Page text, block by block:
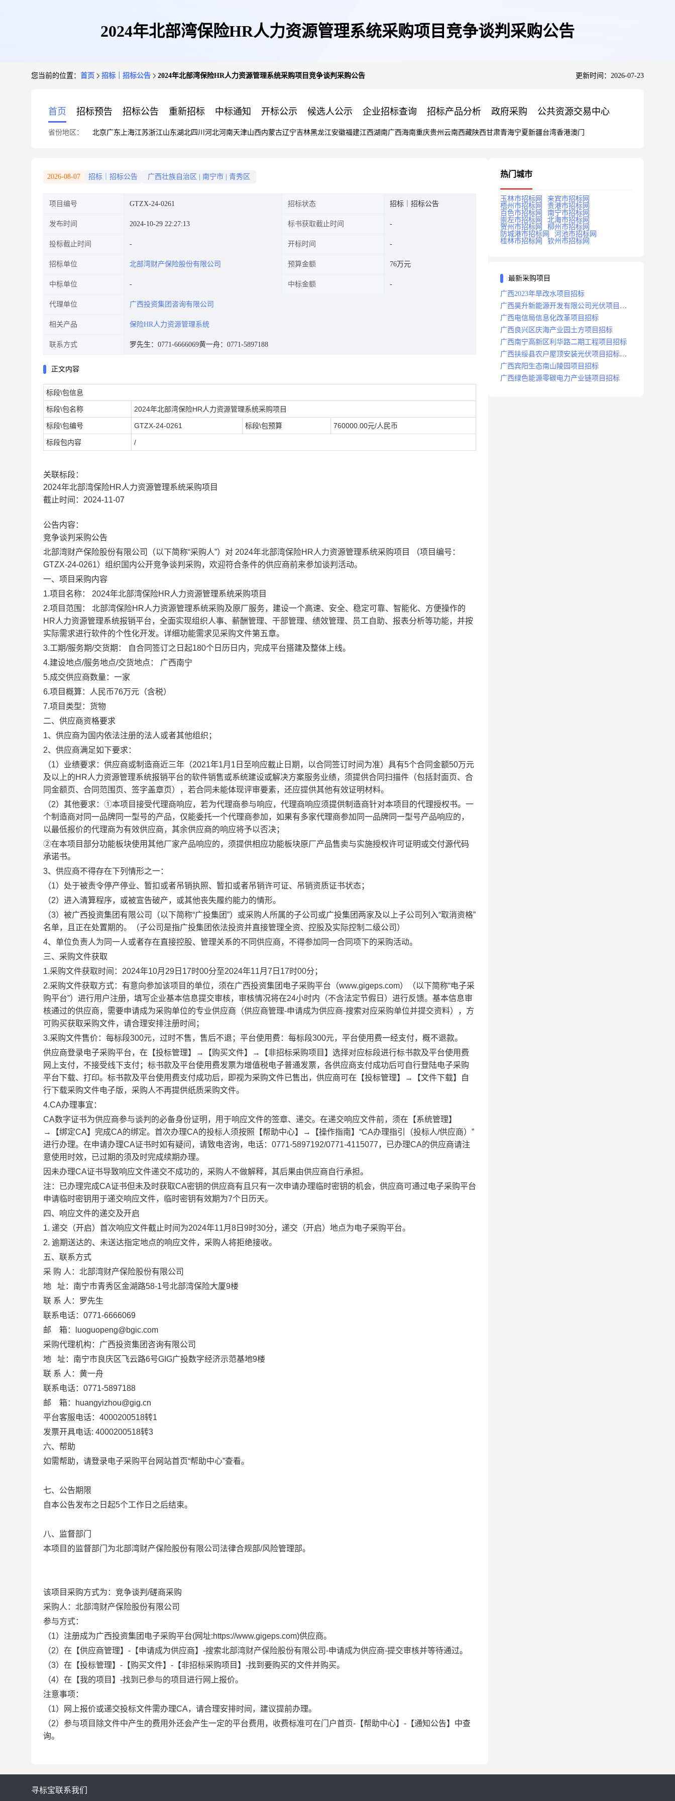
2024年北部湾保险HR人力资源管理系统采购项目竞争谈判采购公告
您当前的位置： 首页 招标｜招标公告 2024年北部湾保险HR人力资源管理系统采购项目竞争谈判采购公告 更新时间：2026-07-23
首页 招标预告 招标公告 重新招标 中标通知 开标公示 候选人公示 企业招标查询 招标产品分析 政府采购 公共资源交易中心
省份地区： 北京广东 上海江苏浙江山东湖北四川 河北河南天津山西内蒙古辽宁吉林黑龙江安徽福建江西湖南广西海南重庆贵州 云南西藏陕西甘肃青海宁夏新疆台湾香港澳门
2026-08-07 招标｜招标公告 广西壮族自治区 南宁市 青秀区
项目编号 GTZX-24-0261 招标状态 招标｜招标公告
发布时间 2024-10-29 22:27:13 标书获取截止时间
投标截止时间 开标时间
招标单位 北部湾财产保险股份有限公司 预算金额 76万元
中标单位 中标金额
代理单位 广西投资集团咨询有限公司
相关产品 保险HR人力资源管理系统
联系方式 罗先生：0771-6666069黄一舟：0771-5897188
正文内容
标段\包信息
标段\包名称 2024年北部湾保险HR人力资源管理系统采购项目
标段\包编号 GTZX-24-0261 标段\包预算 760000.00元/人民币
标段包内容 /
关联标段：
2024年北部湾保险HR人力资源管理系统采购项目
截止时间：2024-11-07
公告内容：
竞争谈判采购公告
北部湾财产保险股份有限公司
（以下简称“采购人”）对 2024年北部湾保险HR人力资源管理系统采购项目
（项目编号：
GTZX-24-0261）组织国内公开竞争谈判采购，欢迎符合条件的供应商前来参加谈判活动。
一、项目采购内容
1.项目名称：
2024年北部湾保险HR人力资源管理系统采购项目
2.项目范围：
北部湾保险HR人力资源管理系统采购及原厂服务，建设一个高速、安全、稳定可靠、智能化、方便操作的
HR人力资源管理系统报销平台，全面实现组织人事、薪酬管理、干部管理、绩效管理、员工自助、报表分析等功能，并按
实际需求进行软件的个性化开发。 详细功能需求见采购文件第五章。
3.工期/服务期/交货期：
自合同签订之日起180个日历日内， 完成平台搭建及整体上线。
4.建设地点/服务地点/交货地点：
广西南宁
5.成交供应商数量 ： 一家
6.项目概算：人民币76万元（含税）
7.项目类型：货物
二、供应商资格要求
1、供应商为国内依法注册的法人或者其他组织；
2、供应商满足如下要求 ：
（1） 业绩要求： 供应商或制造商近三年（2021年1月1日至响应截止日期，以合同签订时间为准）具有5个合同金额50万元
及以上的HR人力资源管理系统报销平台的软件销售或系统建设或解决方案服务业绩，须提供合同扫描件（包括封面页、合
同金额页、合同范围页、签字盖章页），若合同未能体现评审要素，还应提供其他有效证明材料。
（2） 其他要求： ①本项目接受代理商响应，若为代理商参与响应， 代理商响应须提供制造商针对本项目的代理授权书。一
个制造商对同一品牌同一型号的产品，仅能委托一个代理商参加，如果有多家代理商参加同一品牌同一型号产品响应的，
以最低报价的代理商为有效供应商，其余供应商的响应将予以否决；
②在本项目部分功能板块使用其他厂家产品响应的，须提供相应功能板块原厂产品售卖与实施授权许可证明或交付源代码
承诺书。
3、供应商不得存在下列情形之一：
（1）处于被责令停产停业、暂扣或者吊销执照、暂扣或者吊销许可证、吊销资质证书状态；
（2）进入清算程序，或被宣告破产，或其他丧失履约能力的情形。
（3）被广西投资集团有限公司（以下简称“广投集团”）或采购人所属的子公司或广投集团两家及以上子公司列入“取消资格”
名单，且正在处置期的。（子公司是指广投集团依法投资并直接管理全资、控股及实际控制二级公司）
4、 单位负责人为同一人或者存在直接控股、管理关系的不同供应商，不得参加同一合同项下的采购活动。
三、采购文件获取
1.采购文件获取时间： 2024年10月29日17时00分至2024年11月 7 日 17时00分 ；
2.采购文件获取方式：有意向参加该项目的单位，须在广西投资集团电子采购平台（www.gigeps.com）（以下简称“电子采
购平台”）进行用户注册，填写企业基本信息提交审核，审核情况将在24小时内（不含法定节假日）进行反馈。基本信息审
核通过的供应商，需要申请成为采购单位的专业供应商（供应商管理-申请成为供应商-搜索对应采购单位并提交资料），方
可购买获取采购文件，请合理安排注册时间；
3.采购文件售价：每标段300元，过时不售，售后不退；平台使用费：每标段300元，平台使用费一经支付，概不退款。
供应商登录电子采购平台，在【投标管理】
→【购买文件】→【非招标采购项目】选择对应标段进行标书款及平台使用费
网上支付，不接受线下支付；标书款及平台使用费发票为增值税电子普通发票，各供应商支付成功后可自行登陆电子采购
平台下载、打印。标书款及平台使用费支付成功后，即视为采购文件已售出， 供应商可在【投标管理】
→【文件下载】自
行下载采购文件电子版， 采购人不再提供纸质采购文件。
4.CA办理事宜：
CA数字证书为供应商参与谈判的必备身份证明，用于响应文件的签章、递交。在递交响应文件前，须在【系统管理】
→【绑定CA】完成CA的绑定。首次办理CA的投标人须按照【帮助中心】→【操作指南】“CA办理指引（投标人/供应商）”
进行办理。在申请办理CA证书时如有疑问，请致电咨询，电话：0771-5897192/0771-4115077，已办理CA的供应商请注
意使用时效，已过期的须及时完成续期办理。
因未办理CA证书导致响应文件递交不成功的，采购人不做解释，其后果由供应商自行承担。
注：已办理完成CA证书但未及时获取CA密钥的供应商有且只有一次申请办理临时密钥的机会，供应商可通过电子采购平台
申请临时密钥用于递交响应文件，临时密钥有效期为7个日历天。
四、响应文件的递交及开启
1. 递交（开启）首次响应文件截止时间为2024年11月 8 日 9时30分，递交（开启）地点为电子采购平台。
2. 逾期送达的、未送达指定地点的响应文件，采购人将拒绝接收。
五、联系方式
采 购 人：北部湾财产保险股份有限公司
地 址：南宁市青秀区金湖路58-1号北部湾保险大厦9楼
联 系 人：罗先生
联系电话： 0771-6666069
邮
箱：
luoguopeng@bgic.com
采购代理机构： 广西投资集团咨询有限公司
地 址： 南宁市良庆区飞云路6号GIG广投数字经济示范基地9楼
联 系 人： 黄一舟
联系电话： 0771-5897188
邮
箱：
huangyizhou@gig.cn
平台客服电话： 4000200518转1
发票开具电话: 4000200518转3
六、 帮助
如需帮助， 请登录电子采购平台 网站首页“帮助中心”查看。
七、公告期限
自本公告发布之日起5个工作日之后结束。
八、监督部门
本项目的监督部门为北部湾财产保险股份有限公司法律合规部/风险管理部。
该项目采购方式为：竞争谈判/磋商采购
采购人：北部湾财产保险股份有限公司
参与方式：
（1）注册成为广西投资集团电子采购平台(网址:https://www.gigeps.com)供应商。
（2）在【供应商管理】-【申请成为供应商】-搜索北部湾财产保险股份有限公司-申请成为供应商-提交审核并等待通过。
（3）在【投标管理】-【购买文件】-【非招标采购项目】-找到要购买的文件并购买。
（4）在【我的项目】-找到已参与的项目进行网上报价。
注意事项：
（1）网上报价或递交投标文件需办理CA，请合理安排时间，建议提前办理。
（2）参与项目除文件中产生的费用外还会产生一定的平台费用，收费标准可在门户首页-【帮助中心】-【通知公告】中查
询。
热门城市
玉林市招标网
来宾市招标网
梧州市招标网
贵港市招标网
百色市招标网
南宁市招标网
崇左市招标网
北海市招标网
贺州市招标网
柳州市招标网
防城港市招标网
河池市招标网
桂林市招标网
钦州市招标网
最新采购项目
广西2023年旱改水项目招标
广西昊升新能源开发有限公司光伏项目招
标
广西电信局信息化改革项目招标
广西良兴区庆海产业园土方项目招标
广西南宁高新区利华路二期工程项目招标
广西扶绥县农户屋顶安装光伏项目招标公
告
广西宾阳生态南山陵园项目招标
广西绿色能源零碳电力产业链项目招标
寻标宝联系我们